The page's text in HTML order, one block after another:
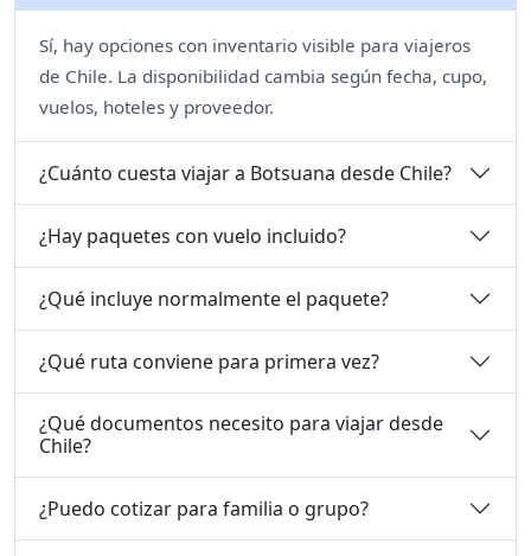
Sí, hay opciones con inventario visible para viajeros
de Chile. La disponibilidad cambia según fecha, cupo,
vuelos, hoteles y proveedor.
¿Cuánto cuesta viajar a Botsuana desde Chile?
¿Hay paquetes con vuelo incluido?
¿Qué incluye normalmente el paquete?
¿Qué ruta conviene para primera vez?
¿Qué documentos necesito para viajar desde
Chile?
¿Puedo cotizar para familia o grupo?